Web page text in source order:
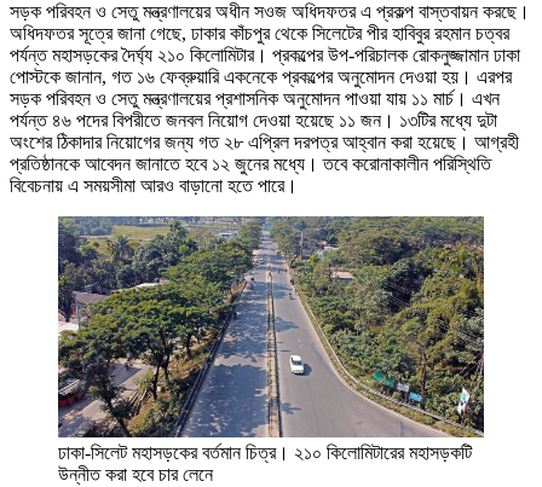
সড়ক পরিবহন ও সেতু মন্ত্রণালয়ের অধীন সওজ অধিদফতর এ প্রকল্প বাস্তবায়ন করছে।
অধিদফতর সূত্রে জানা গেছে, ঢাকার কাঁচপুর থেকে সিলেটের পীর হাবিবুর রহমান চত্বর
পর্যন্ত মহাসড়কের দৈর্ঘ্য ২১০ কিলোমিটার। প্রকল্পের উপ-পরিচালক রোকনুজ্জামান ঢাকা
পোস্টকে জানান, গত ১৬ ফেব্রুয়ারি একনেকে প্রকল্পের অনুমোদন দেওয়া হয়। এরপর
সড়ক পরিবহন ও সেতু মন্ত্রণালয়ের প্রশাসনিক অনুমোদন পাওয়া যায় ১১ মার্চ। এখন
পর্যন্ত ৪৬ পদের বিপরীতে জনবল নিয়োগ দেওয়া হয়েছে ১১ জন। ১৩টির মধ্যে দুটা
অংশের ঠিকাদার নিয়োগের জন্য গত ২৮ এপ্রিল দরপত্র আহ্বান করা হয়েছে। আগ্রহী
প্রতিষ্ঠানকে আবেদন জানাতে হবে ১২ জুনের মধ্যে। তবে করোনাকালীন পরিস্থিতি
বিবেচনায় এ সময়সীমা আরও বাড়ানো হতে পারে।
ঢাকা-সিলেট মহাসড়কের বর্তমান চিত্র। ২১০ কিলোমিটারের মহাসড়কটি
উন্নীত করা হবে চার লেনে